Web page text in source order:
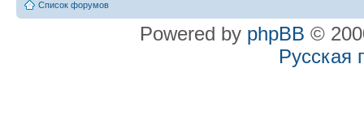
Список форумов
Powered by phpBB ©
Русская